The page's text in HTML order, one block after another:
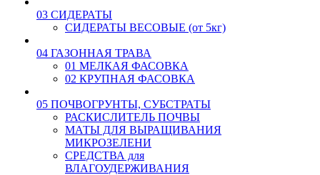
03 СИДЕРАТЫ
СИДЕРАТЫ ВЕСОВЫЕ (от 5кг)
04 ГАЗОННАЯ ТРАВА
01 МЕЛКАЯ ФАСОВКА
02 КРУПНАЯ ФАСОВКА
05 ПОЧВОГРУНТЫ, СУБСТРАТЫ
РАСКИСЛИТЕЛЬ ПОЧВЫ
МАТЫ ДЛЯ ВЫРАЩИВАНИЯ
МИКРОЗЕЛЕНИ
СРЕДСТВА для
ВЛАГОУДЕРЖИВАНИЯ